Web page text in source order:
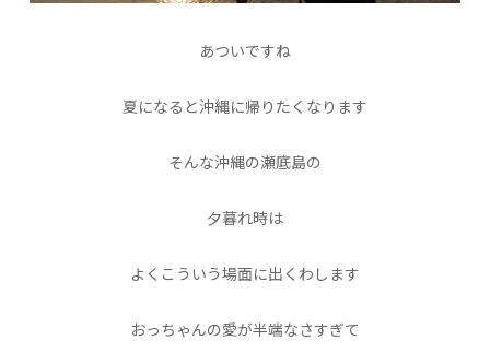
あついですね
夏になると沖縄に帰りたくなります
そんな沖縄の瀬底島の
夕暮れ時は
よくこういう場面に出くわします
おっちゃんの愛が半端なさすぎて